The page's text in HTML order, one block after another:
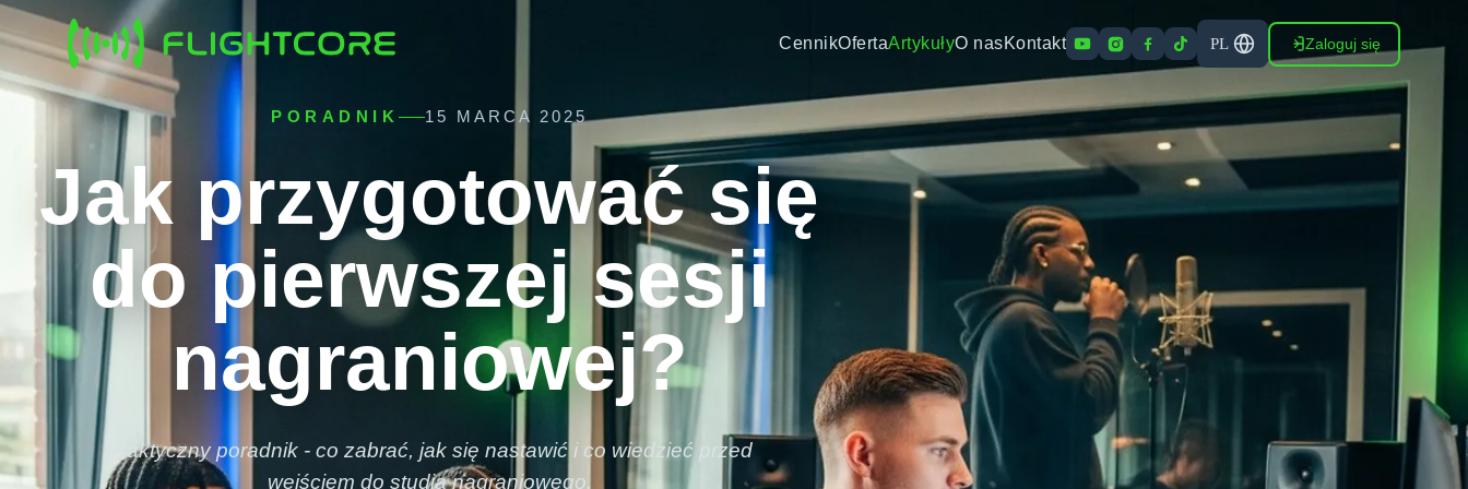
CennikOfertaArtykułyO nasKontakt PL Zaloguj się
PORADNIK 15 MARCA 2025
Jak przygotować się
do pierwszej sesji
nagraniowej?
Praktyczny poradnik - co zabrać, jak się nastawić i co wiedzieć przed
wejściem do studia nagraniowego.